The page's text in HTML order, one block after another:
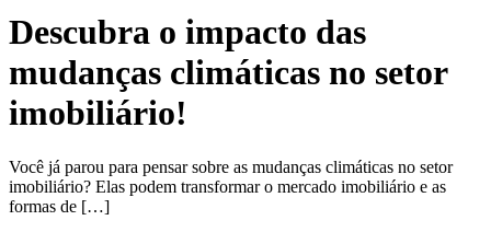
Descubra o impacto das
mudanças climáticas no setor
imobiliário!
Você já parou para pensar sobre as mudanças climáticas no setor
imobiliário? Elas podem transformar o mercado imobiliário e as
formas de […]